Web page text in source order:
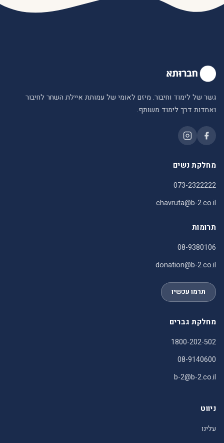
גשר של לימוד וחיבור. מיזם לאומי של עמותת איילת השחר לחיבור
ואחדות דרך לימוד משותף.
מחלקת נשים
073-2322222
chavruta@b-2.co.il
תרומות
08-9380106
donation@b-2.co.il
תרמו עכשיו
מחלקת גברים
1800-202-502
08-9140600
b-2@b-2.co.il
ניווט
עלינו